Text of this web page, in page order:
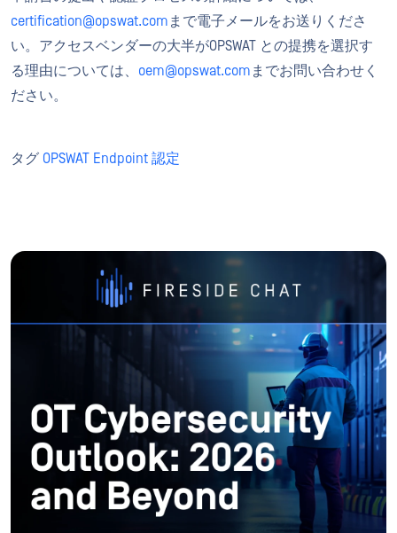
certification@opswat.com まで電子メールをお送りくださ
い。アクセスベンダーの大半がOPSWAT との提携を選択す
る理由については、 oem@opswat.com までお問い合わせく
ださい。
タグ OPSWAT Endpoint 認定